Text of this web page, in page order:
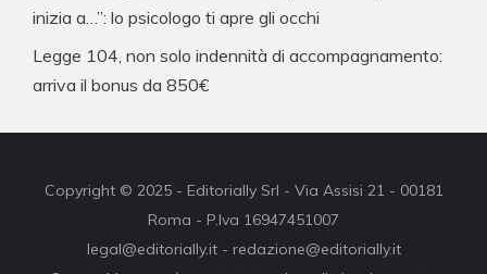
inizia a…”: lo psicologo ti apre gli occhi
Legge 104, non solo indennità di accompagnamento:
arriva il bonus da 850€
Copyright © 2025 - Editorially Srl - Via Assisi 21 - 00181
Roma - P.Iva 16947451007
legal@editorially.it - redazione@editorially.it